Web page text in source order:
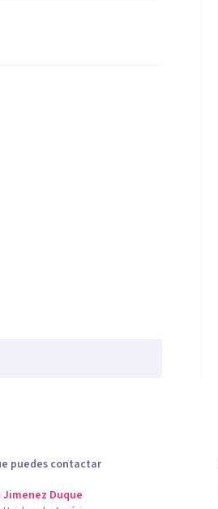
puedes contactar
Duque